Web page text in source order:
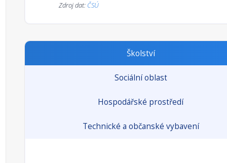
Zdroj dat: ČSÚ
Školství
Sociální oblast
Hospodářské prostředí
Technické a občanské vybavení